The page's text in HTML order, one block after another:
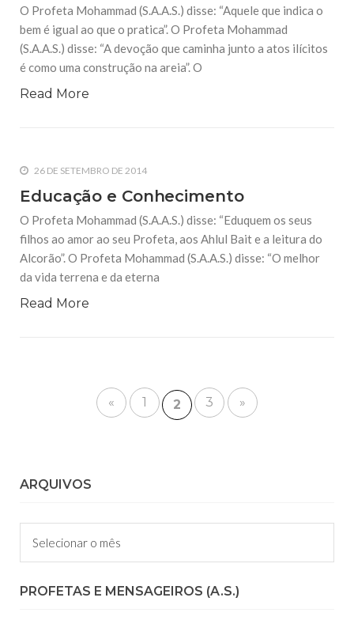
O Profeta Mohammad (S.A.A.S.) disse: “Aquele que indica o
bem é igual ao que o pratica”. O Profeta Mohammad
(S.A.A.S.) disse: “A devoção que caminha junto a atos ilícitos
é como uma construção na areia”. O
Read More
26 DE SETEMBRO DE 2014
Educação e Conhecimento
O Profeta Mohammad (S.A.A.S.) disse: “Eduquem os seus
filhos ao amor ao seu Profeta, aos Ahlul Bait e a leitura do
Alcorão”. O Profeta Mohammad (S.A.A.S.) disse: “O melhor
da vida terrena e da eterna
Read More
« 1 2 3 »
ARQUIVOS
Arquivos
PROFETAS E MENSAGEIROS (A.S.)